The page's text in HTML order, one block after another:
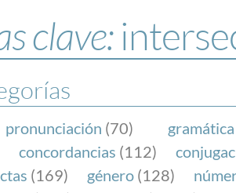
BLOG
una fundación patrocinada por la
Española, cuyo objetivo es
español en los medios de
clave:
pronunciación (70) gramática
concordancias (112)
(169) género (128)